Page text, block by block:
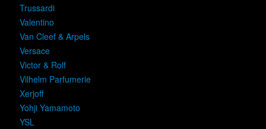
Trussardi
Valentino
Van Cleef & Arpels
Versace
Victor & Rolf
Vilhelm Parfumerie
Xerjoff
Yohji Yamamoto
YSL